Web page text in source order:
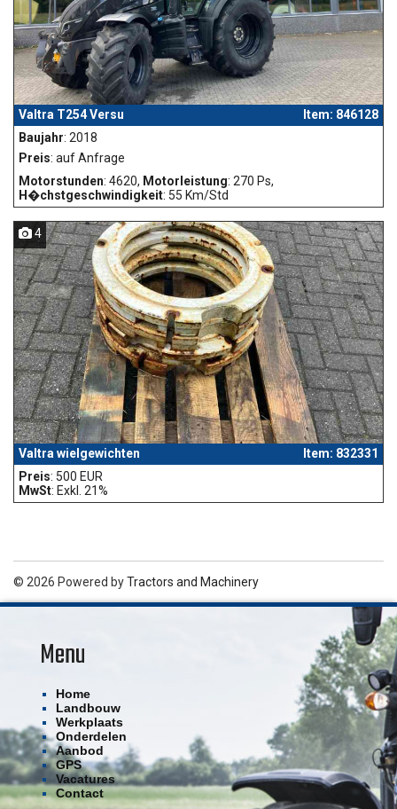
Valtra T254 Versu
Item: 846128
Baujahr: 2018
Preis: auf Anfrage
Motorstunden: 4620, Motorleistung: 270 Ps,
H�chstgeschwindigkeit: 55 Km/Std
4
Valtra wielgewichten
Item: 832331
Preis: 500 EUR
MwSt: Exkl. 21%
© 2026 Powered byTractors and Machinery
Menu
Home
Landbouw
Werkplaats
Onderdelen
Aanbod
GPS
Vacatures
Contact